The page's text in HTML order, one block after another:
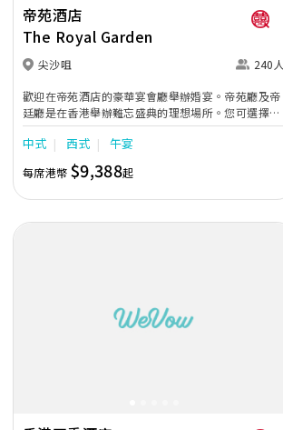
帝苑酒店
The Royal Garden
尖沙咀 240人
歡迎在帝苑酒店的豪華宴會廳舉辦婚宴。帝苑廳及帝
廷廳是在香港舉辦難忘盛典的理想場所。您可選擇中
式婚宴套餐、西式婚宴自助晚餐及西式婚宴自助午
餐。西式婚宴自助餐由40人起，中式婚宴由10席起，
您和賓客更可享有額外優惠，例如迎賓雜果賓治、鮮
忌廉蛋糕一個、鮮花餐桌佈置、酒店住宿、豪華轎車
連接送服務及囍帖。
中式 西式 午宴
每席港幣 $9,388起